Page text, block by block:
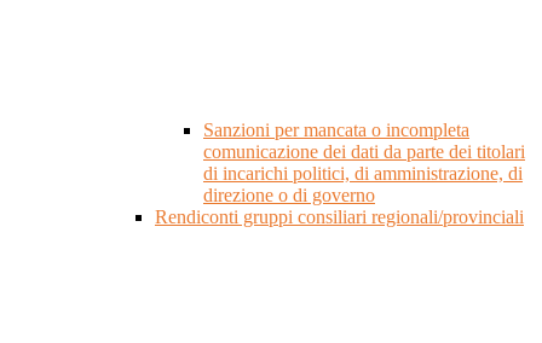
Sanzioni per mancata o incompleta
comunicazione dei dati da parte dei titolari
di incarichi politici, di amministrazione, di
direzione o di governo
Rendiconti gruppi consiliari regionali/provinciali